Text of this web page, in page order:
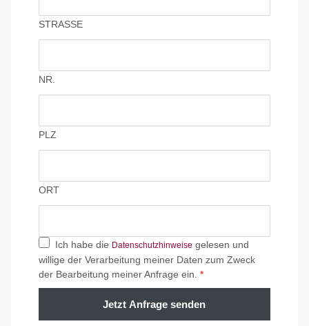
STRASSE
NR.
PLZ
ORT
Ich habe die Datenschutzhinweise gelesen und
willige der Verarbeitung meiner Daten zum Zweck
der Bearbeitung meiner Anfrage ein. *
Jetzt Anfrage senden